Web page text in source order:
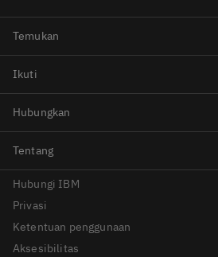
Hubungi IBM
Privasi
Ketentuan penggunaan
Aksesibilitas